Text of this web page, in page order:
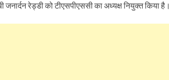
रेड्डी को टीएसपीएससी का अध्यक्ष नियुक्त किया है।